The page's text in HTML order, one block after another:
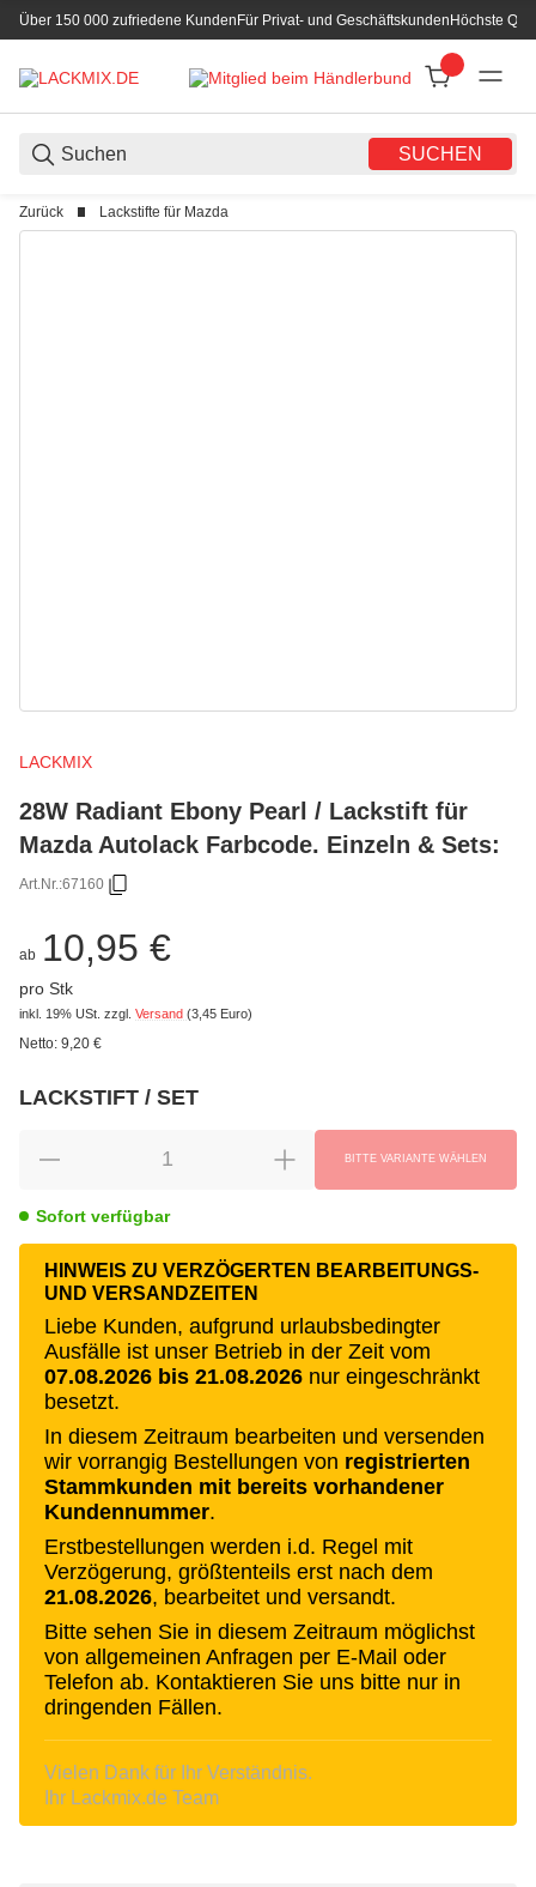
Über 150 000 zufriedene KundenFür Privat- und GeschäftskundenHöchste
SUCHEN
Zurück Lackstifte für Mazda
LACKMIX
28W Radiant Ebony Pearl / Lackstift für
Mazda Autolack Farbcode. Einzeln & Sets:
Art.Nr.:67160
ab 10,95 €
pro Stk
inkl. 19% USt. zzgl. Versand (3,45 Euro)
Netto: 9,20 €
LACKSTIFT / SET
BITTE VARIANTE WÄHLEN
Sofort verfügbar
HINWEIS ZU VERZÖGERTEN BEARBEITUNGS-
UND VERSANDZEITEN
Liebe Kunden, aufgrund urlaubsbedingter
Ausfälle ist unser Betrieb in der Zeit vom
07.08.2026 bis 21.08.2026 nur eingeschränkt
besetzt.
In diesem Zeitraum bearbeiten und versenden
wir vorrangig Bestellungen von registrierten
Stammkunden mit bereits vorhandener
Kundennummer.
Erstbestellungen werden i.d. Regel mit
Verzögerung, größtenteils erst nach dem
21.08.2026, bearbeitet und versandt.
Bitte sehen Sie in diesem Zeitraum möglichst
von allgemeinen Anfragen per E-Mail oder
Telefon ab. Kontaktieren Sie uns bitte nur in
dringenden Fällen.
Vielen Dank für Ihr Verständnis.
Ihr Lackmix.de Team